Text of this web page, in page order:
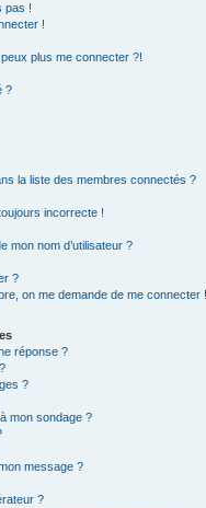
pas !
!
plus me connecter ?!
?
la liste des membres connectés ?
incorrecte !
mon nom d’utilisateur ?
?
on me demande de me connecter
réponse ?
?
mon sondage ?
message ?
?